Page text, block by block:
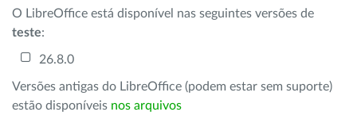
O LibreOffice está disponível nas seguintes versões de
teste:
26.8.0
Versões antigas do LibreOffice (podem estar sem suporte)
estão disponíveis nos arquivos